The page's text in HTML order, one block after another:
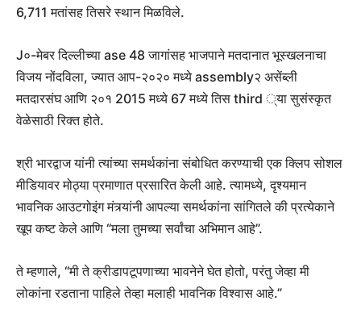
6,711 मतांसह तिसरे स्थान मिळविले.
J०-मेबर दिल्लीच्या ase 48 जागांसह भाजपाने मतदानात भूस्खलनाचा
विजय नोंदविला, ज्यात आप-२०२० मध्ये assembly२ असेंब्ली
मतदारसंघ आणि २०१ 2015 मध्ये 67 मध्ये तिस third ्या सुसंस्कृत
वेळेसाठी रिक्त होते.
श्री भारद्वाज यांनी त्यांच्या समर्थकांना संबोधित करण्याची एक क्लिप सोशल
मीडियावर मोठ्या प्रमाणात प्रसारित केली आहे. त्यामध्ये, दृश्यमान
भावनिक आउटगोइंग मंत्र्यांनी आपल्या समर्थकांना सांगितले की प्रत्येकाने
खूप कष्ट केले आणि “मला तुमच्या सर्वांचा अभिमान आहे”.
ते म्हणाले, “मी ते क्रीडापटूपणाच्या भावनेने घेत होतो, परंतु जेव्हा मी
लोकांना रडताना पाहिले तेव्हा मलाही भावनिक विश्वास आहे.”